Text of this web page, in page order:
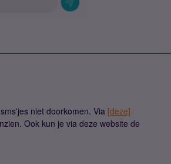
niet doorkomen. Via [deze]
Ook kun je via deze website de